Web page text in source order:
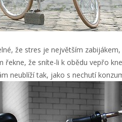
že stres je největším
řekne, že sníte-li k obědu vepřo
neublíží tak, jako s nechutí